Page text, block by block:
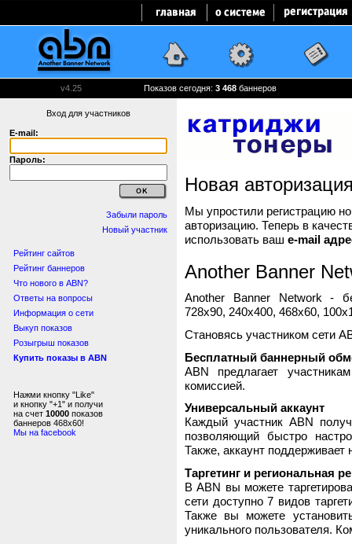
v4.25 Показов сегодня: 3 468 баннеров
Вход для участников
E-mail:
Пароль:
Забыли пароль
Новый участник
Рейтинг сайтов
Рейтинг баннеров
Что нового в ABN?
Ответы на вопросы
Информация о сети
Выкуп показов
Розыгрыш показов
Купить показы в ABN
Нажми кнопку "Like"
и кнопку "+1" и получи
на счет 10000 показов
баннеров 468x60!
Мы на facebook
Новая
Мы упростили регистрацию
авторизацию. Теперь в
использовать ваш e-mail
Another Banner
Another Banner Network -
728x90, 240x400, 468x60,
Становясь участником сети
Бесплатный баннерный
ABN предлагает
комиссией.
Универсальный аккаунт
Каждый участник ABN
позволяющий быстро
Также, аккаунт поддерживает
Таргетинг и региональная
В ABN вы можете
сети доступно 7 видов
Также вы можете
уникального пользователя.